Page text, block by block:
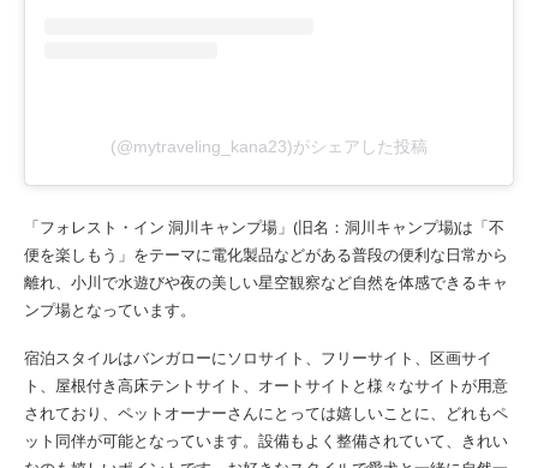
(@mytraveling_kana23)がシェアした投稿
「フォレスト・イン 洞川キャンプ場」(旧名：洞川キャンプ場)は「不
便を楽しもう」をテーマに電化製品などがある普段の便利な日常から
離れ、小川で水遊びや夜の美しい星空観察など自然を体感できるキャ
ンプ場となっています。
宿泊スタイルはバンガローにソロサイト、フリーサイト、区画サイ
ト、屋根付き高床テントサイト、オートサイトと様々なサイトが用意
されており、ペットオーナーさんにとっては嬉しいことに、どれもペ
ット同伴が可能となっています。設備もよく整備されていて、きれい